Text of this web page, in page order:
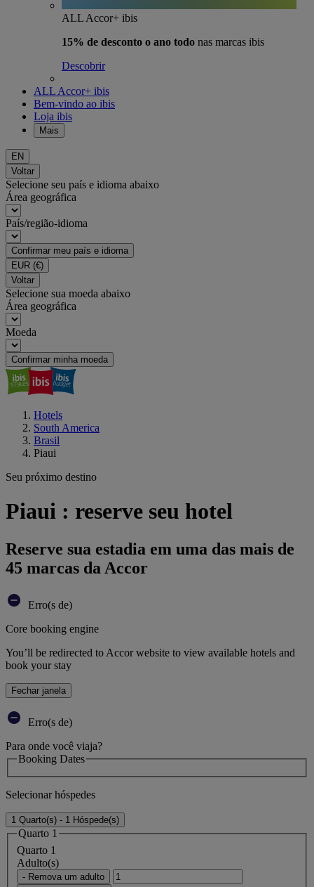
ALL Accor+ ibis
15% de desconto o ano todo nas marcas ibis
Descobrir
ALL Accor+ ibis
Bem-vindo ao ibis
Loja ibis
Mais
EN
Voltar
Selecione seu país e idioma abaixo
Área geográfica
País/região-idioma
Confirmar meu país e idioma
EUR (€)
Voltar
Selecione sua moeda abaixo
Área geográfica
Moeda
Confirmar minha moeda
Hotels
South America
Brasil
Piaui
Seu próximo destino
Piaui : reserve seu hotel
Reserve sua estadia em uma das mais de
45 marcas da Accor
Erro(s de)
Core booking engine
You’ll be redirected to Accor website to view available hotels and
book your stay
Fechar janela
Erro(s de)
Para onde você viaja?
Booking Dates
Selecionar hóspedes
1 Quarto(s) - 1 Hóspede(s)
Quarto 1
Quarto 1
Adulto(s)
- Remova um adulto